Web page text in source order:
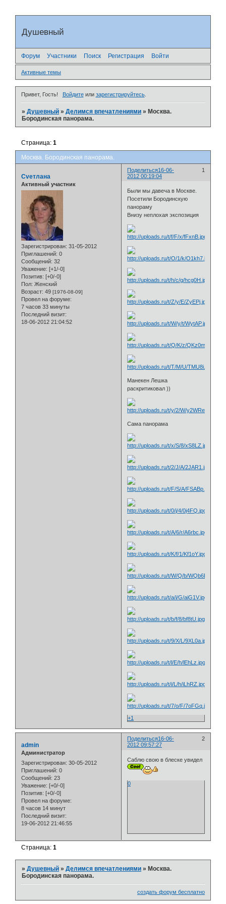
Душевный
Форум Участники Поиск Регистрация Войти
Активные темы
Привет, Гость! Войдитеили зарегистрируйтесь.
»Душевный »Делимся впечатлениями »Москва.
Бородинская панорама.
Москва. Бородинская панорама.
Страница:1
Поделиться 1
16-06-
2012 00:19:04
Cveтлана
Активный участник
Зарегистрирован: 31-05-2012
Приглашений: 0
Сообщений: 32
Уважение: [+1/-0]
Позитив: [+0/-0]
Пол: Женский
Возраст: 49 [1976-08-09]
Провел на форуме:
7 часов 33 минуты
Последний визит:
18-06-2012 21:04:52
Были мы давеча в Москве.
Посетили Бородинскую
панораму
Внизу неплохая экспозиция
Манекен Лешка
раскритиковал ))
Сама панорама
+1
Поделиться 2
16-06-
2012 09:57:27
admin
Администратор
Зарегистрирован: 30-05-2012
Приглашений: 0
Сообщений: 23
Уважение: [+0/-0]
Позитив: [+0/-0]
Провел на форуме:
8 часов 14 минут
Последний визит:
19-06-2012 21:46:55
Саблю свою в блеске увидел
0
Страница:1
»Душевный »Делимся впечатлениями » Москва.
Бородинская панорама.
создать форум бесплатно